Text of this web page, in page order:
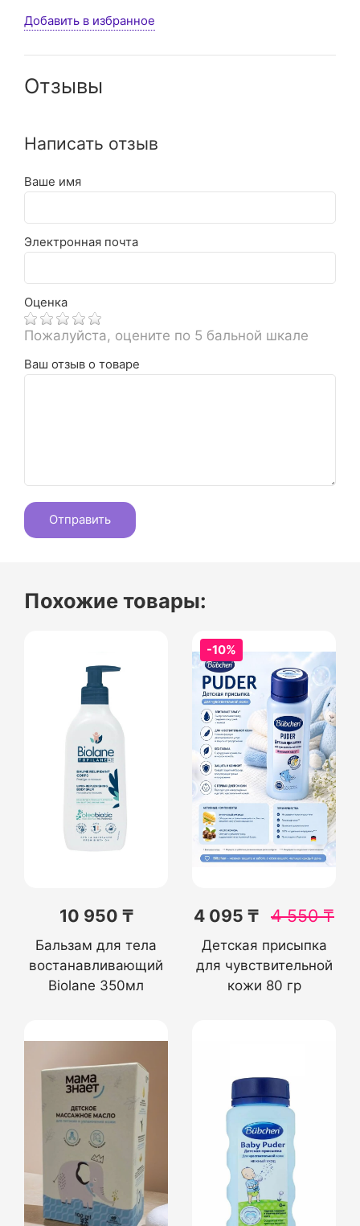
Добавить в избранное
Отзывы
Написать отзыв
Ваше имя
Электронная почта
Оценка
Пожалуйста, оцените по 5 бальной шкале
Ваш отзыв о товаре
Похожие товары:
10 950 ₸
Бальзам для тела
востанавливающий
Biolane 350мл
-10%
4 095 ₸ 4 550₸
Детская присыпка
для чувствительной
кожи 80 гр